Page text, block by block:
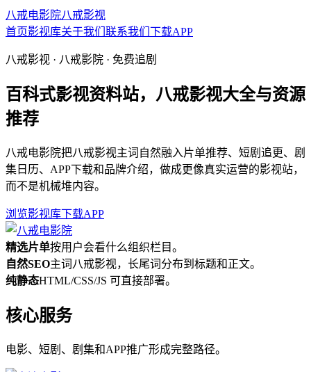
八戒电影院八戒影视
首页影视库关于我们 联系我们 下载APP
八戒影视 · 八戒影院 · 免费追剧
百科式影视资料站，八戒影视大全与资源
推荐
八戒电影院把八戒影视主词自然融入片单推荐、短剧追更、剧
集日历、APP下载和品牌介绍，做成更像真实运营的影视站，
而不是机械堆内容。
浏览影视库下载APP
精选片单按用户会看什么组织栏目。
自然SEO主词八戒影视，长尾词分布到标题和正文。
纯静态HTML/CSS/JS 可直接部署。
核心服务
电影、短剧、剧集和APP推广形成完整路径。